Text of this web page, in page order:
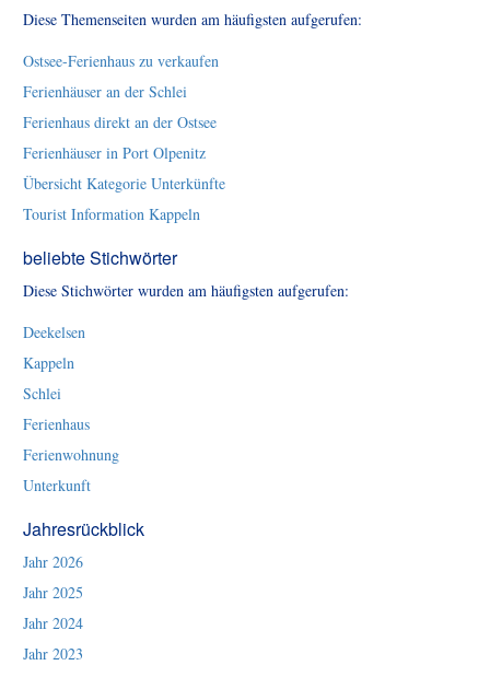
Diese Themenseiten wurden am häufigsten aufgerufen:
Ostsee-Ferienhaus zu verkaufen
Ferienhäuser an der Schlei
Ferienhaus direkt an der Ostsee
Ferienhäuser in Port Olpenitz
Übersicht Kategorie Unterkünfte
Tourist Information Kappeln
beliebte Stichwörter
Diese Stichwörter wurden am häufigsten aufgerufen:
Deekelsen
Kappeln
Schlei
Ferienhaus
Ferienwohnung
Unterkunft
Jahresrückblick
Jahr 2026
Jahr 2025
Jahr 2024
Jahr 2023